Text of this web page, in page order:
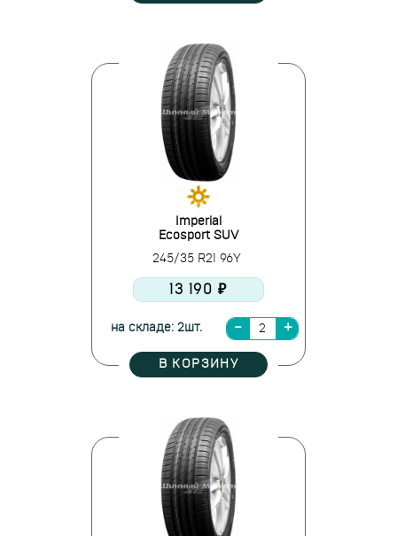
Imperial
Ecosport SUV
245/35 R21 96Y
13 190 ₽
на складе: 2шт.
В КОРЗИНУ